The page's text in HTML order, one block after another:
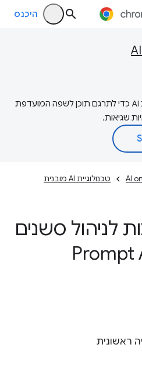
היכנס
‫Google משתמשת בטכנולוגיית AI כדי לתרגם תוכן לשפה המועדפת
שגיאות.
AI טכנולוגיית AI מובנית
לניהול סשנים
ראשונית